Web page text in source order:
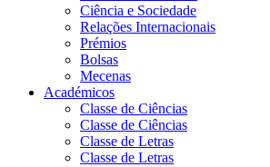
Ciência e Sociedade
Relações Internacionais
Prémios
Bolsas
Mecenas
Académicos
Classe de Ciências
Classe de Ciências
Classe de Letras
Classe de Letras